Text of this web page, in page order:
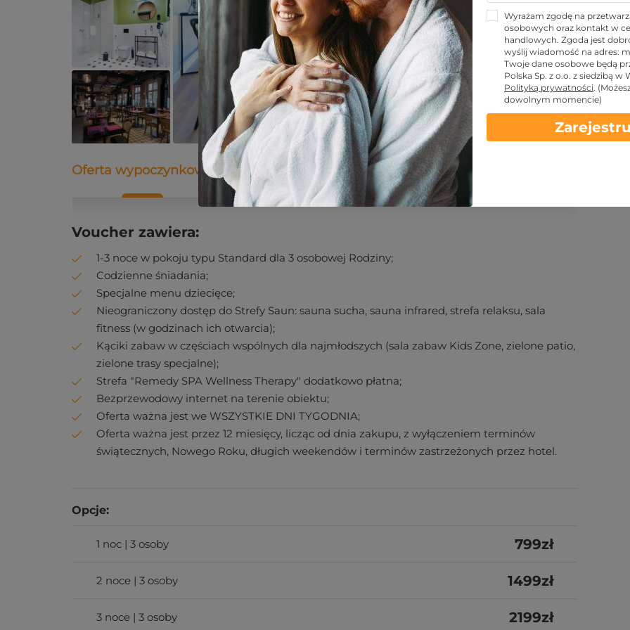
KUPUJĘ
Oferta wypoczynkowa Opis Dane kontaktowe Warunki
Voucher zawiera:
1-3 noce w pokoju typu Standard dla 3 osobowej Rodziny;
Codzienne śniadania;
Specjalne menu dziecięce;
Nieograniczony dostęp do Strefy Saun: sauna sucha, sauna infrared, strefa relaksu, sala
fitness (w godzinach ich otwarcia);
Kąciki zabaw w częściach wspólnych dla najmłodszych (sala zabaw Kids Zone, zielone patio,
zielone trasy specjalne);
Strefa "Remedy SPA Wellness Therapy" dodatkowo płatna;
Bezprzewodowy internet na terenie obiektu;
Oferta ważna jest we WSZYSTKIE DNI TYGODNIA;
Oferta ważna jest przez 12 miesięcy, licząc od dnia zakupu, z wyłączeniem terminów
świątecznych, Nowego Roku, długich weekendów i terminów zastrzeżonych przez hotel.
Opcje:
1 noc | 3 osoby 799zł
2 noce | 3 osoby 1499zł
3 noce | 3 osoby 2199zł
Wyrażam zgodę na
osobowych oraz kontakt w
handlowych. Zgoda jest
wyślij wiadomość na adres:
Twoje dane osobowe będą
Polska Sp. z o.o. z siedzibą w
Polityką prywatności.
dowolnym momencie)